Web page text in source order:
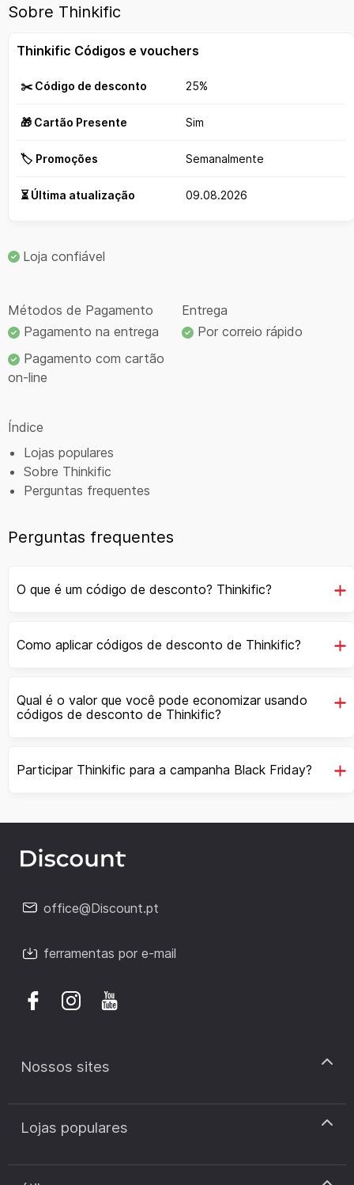
Sobre Thinkific
Thinkific Códigos e vouchers
✂️ Código de desconto 25%
🎁 Cartão Presente Sim
🏷️ Promoções Semanalmente
⏳ Última atualização 09.08.2026
Loja confiável
Métodos de Pagamento
Pagamento na entrega
Pagamento com cartão
on-line
Entrega
Por correio rápido
Índice
Lojas populares
Sobre Thinkific
Perguntas frequentes
Perguntas frequentes
O que é um código de desconto? Thinkific?
Como aplicar códigos de desconto de Thinkific?
Qual é o valor que você pode economizar usando
códigos de desconto de Thinkific?
Participar Thinkific para a campanha Black Friday?
office@Discount.pt
ferramentas por e-mail
Nossos sites
discount.pt
discount.sk
Lojas populares
Cupão de desconto Zooplus